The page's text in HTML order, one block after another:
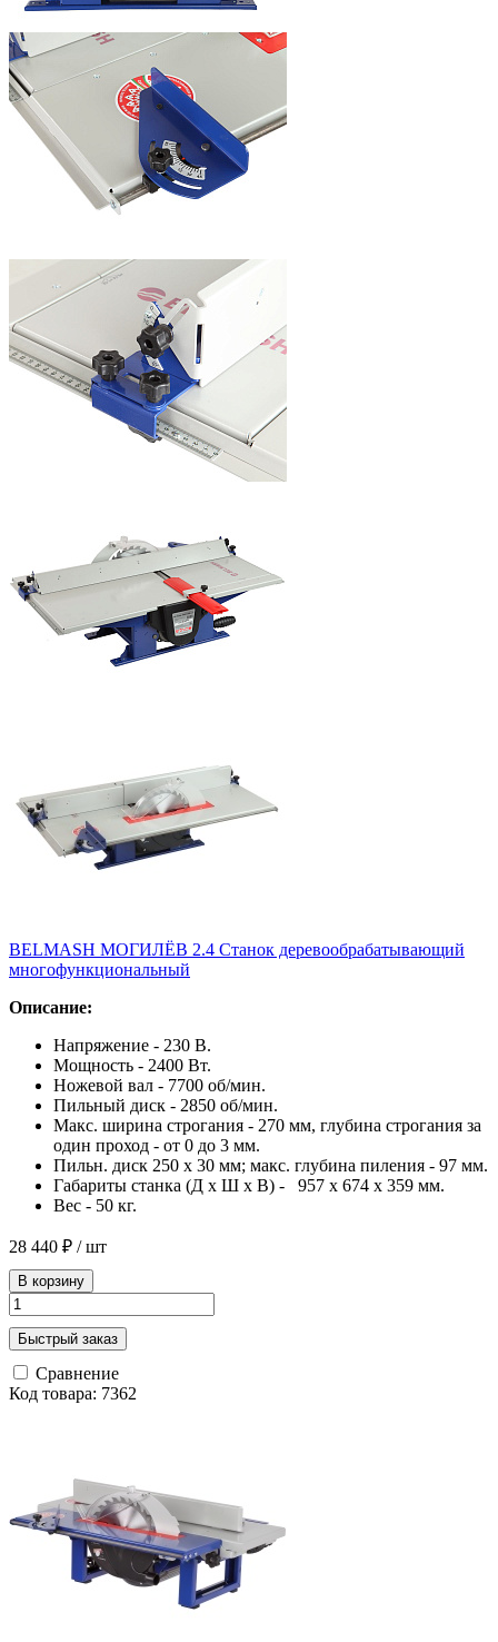
BELMASH МОГИЛЁВ 2.4 Станок деревообрабатывающий
многофункциональный
Описание:
Напряжение - 230 В.
Мощность - 2400 Вт.
Ножевой вал - 7700 об/мин.
Пильный диск - 2850 об/мин.
Макс. ширина строгания - 270 мм, глубина строгания за
один проход - от 0 до 3 мм.
Пильн. диск 250 х 30 мм; макс. глубина пиления - 97 мм.
Габариты станка (Д х Ш х В) - 957 х 674 х 359 мм.
Вес - 50 кг.
28 440 ₽ / шт
В корзину
Быстрый заказ
Сравнение
Код товара: 7362